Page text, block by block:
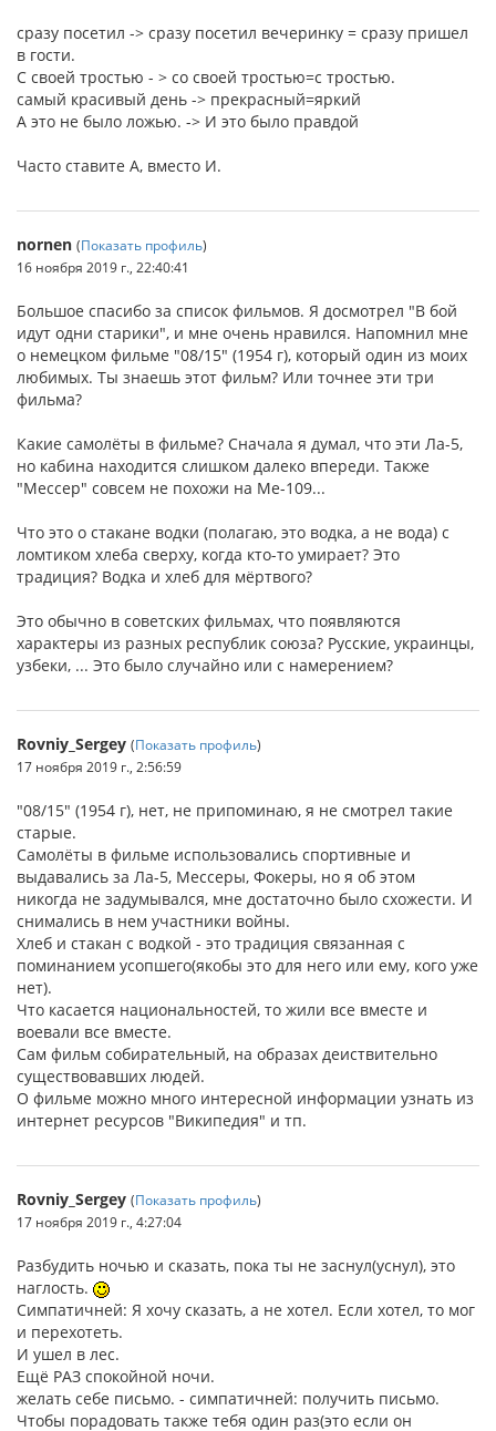
сразу посетил -> сразу посетил вечеринку = сразу пришел
в гости.
С своей тростью - > со своей тростью=с тростью.
самый красивый день -> прекрасный=яркий
А это не было ложью. -> И это было правдой
Часто ставите А, вместо И.
nornen (Показать профиль)
16 ноября 2019 г., 22:40:41
Большое спасибо за список фильмов. Я досмотрел "В бой
идут одни старики", и мне очень нравился. Напомнил мне
о немецком фильме "08/15" (1954 г), который один из моих
любимых. Ты знаешь этот фильм? Или точнее эти три
фильма?
Какие самолёты в фильме? Сначала я думал, что эти Ла-5,
но кабина находится слишком далеко впереди. Также
"Мессер" совсем не похожи на Me-109...
Что это о стакане водки (полагаю, это водка, а не вода) с
ломтиком хлеба сверху, когда кто-то умирает? Это
традиция? Водка и хлеб для мёртвого?
Это обычно в советских фильмах, что появляются
характеры из разных республик союза? Русские, украинцы,
узбеки, ... Это было случайно или с намерением?
Rovniy_Sergey (Показать профиль)
17 ноября 2019 г., 2:56:59
"08/15" (1954 г), нет, не припоминаю, я не смотрел такие
старые.
Самолёты в фильме использовались спортивные и
выдавались за Ла-5, Мессеры, Фокеры, но я об этом
никогда не задумывался, мне достаточно было схожести. И
снимались в нем участники войны.
Хлеб и стакан с водкой - это традиция связанная с
поминанием усопшего(якобы это для него или ему, кого уже
нет).
Что касается национальностей, то жили все вместе и
воевали все вместе.
Сам фильм собирательный, на образах деиствительно
существовавших людей.
О фильме можно много интересной информации узнать из
интернет ресурсов "Википедия" и тп.
Rovniy_Sergey (Показать профиль)
17 ноября 2019 г., 4:27:04
Разбудить ночью и сказать, пока ты не заснул(уснул), это
наглость.
Симпатичней: Я хочу сказать, а не хотел. Если хотел, то мог
и перехотеть.
И ушел в лес.
Ещё РАЗ спокойной ночи.
желать себе письмо. - симпатичней: получить письмо.
Чтобы порадовать также тебя один раз(это если он